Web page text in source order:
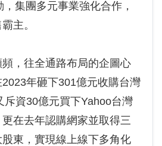
集團多元事業強化合作，
主。
，往全通路布局的企圖心
年砸下301億元收購台灣
斥資30億元買下Yahoo台灣
在去年認購網家並取得三
東，實現線上線下多角化